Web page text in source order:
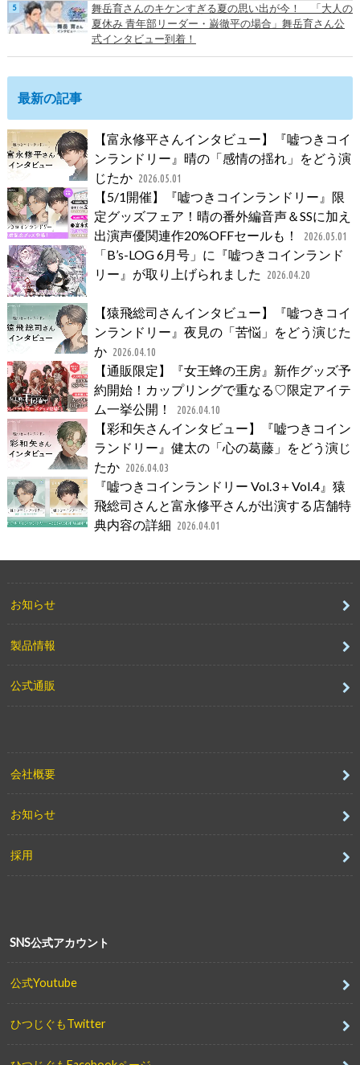
舞岳育さんのキケンすぎる夏の思い出が今！ 「大人の
夏休み 青年部リーダー・巌徹平の場合」舞岳育さん公
式インタビュー到着！
最新の記事
【富永修平さんインタビュー】『嘘つきコイ
ンランドリー』晴の「感情の揺れ」をどう演
じたか 2026.05.01
【5/1開催】『嘘つきコインランドリー』限
定グッズフェア！晴の番外編音声＆SSに加え
出演声優関連作20%OFFセールも！
2026.05.01
「B’s-LOG 6月号」に『嘘つきコインランド
リー』が取り上げられました
2026.04.20
【猿飛総司さんインタビュー】『嘘つきコイ
ンランドリー』夜見の「苦悩」をどう演じた
か 2026.04.10
【通販限定】『女王蜂の王房』新作グッズ予
約開始！カップリングで重なる♡限定アイテ
ム一挙公開！
2026.04.10
【彩和矢さんインタビュー】『嘘つきコイン
ランドリー』健太の「心の葛藤」をどう演じ
たか 2026.04.03
『嘘つきコインランドリー Vol.3＋Vol.4』猿
飛総司さんと富永修平さんが出演する店舗特
典内容の詳細 2026.04.01
お知らせ
製品情報
公式通販
会社概要
お知らせ
採用
SNS公式アカウント
公式Youtube
ひつじぐもTwitter